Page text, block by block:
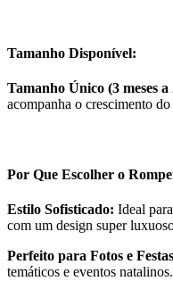
Tamanho Disponível:
Tamanho Único (3 meses a
acompanha o crescimento do
Por Que Escolher o
Estilo Sofisticado: Ideal
com um design super
Perfeito para Fotos e
temáticos e eventos natalinos.